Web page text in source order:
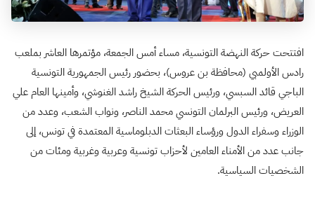
افتتحت حركة النهضة التونسية، مساء أمس الجمعة، مؤتمرها العاشر بملعب
رادس الأولمبي (محافظة بن عروس)، بحضور رئيس الجمهورية التونسية
الباجي قائد السبسي، ورئيس الحركة الشيخ راشد الغنوشي، وأمينها العام علي
العريض، ورئيس البرلمان التونسي محمد الناصر، ونواب الشعب، وعدد من
الوزراء وسفراء الدول ورؤساء البعثات الدبلوماسية المعتمدة في تونس، إلى
جانب عدد من الأمناء العامين لأحزاب تونسية وعربية وغربية ومئات من
الشخصيات السياسية.